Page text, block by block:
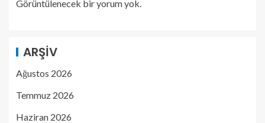
Görüntülenecek bir yorum yok.
ARŞIV
Ağustos 2026
Temmuz 2026
Haziran 2026